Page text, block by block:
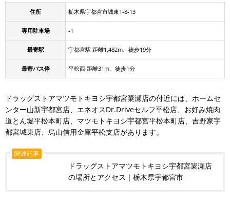
住所 栃木県宇都宮市城東1-8-13
専用駐車場 -1
最寄駅 宇都宮駅 距離1,482m、徒歩19分
最寄バス停 平松西 距離31m、徒歩1分
ドラッグストアマツモトキヨシ宇都宮簗瀬店の付近には、ホームセ
ンター山新宇都宮店、エネオスDr.Driveセルフ平松店、お好み焼肉
道とん堀平松本町店、マツモトキヨシ宇都宮平松本町店、吉野家宇
都宮城東店、烏山信用金庫平松支店があります。
関連記事
ドラッグストアマツモトキヨシ宇都宮簗瀬店
の場所とアクセス｜栃木県宇都宮市